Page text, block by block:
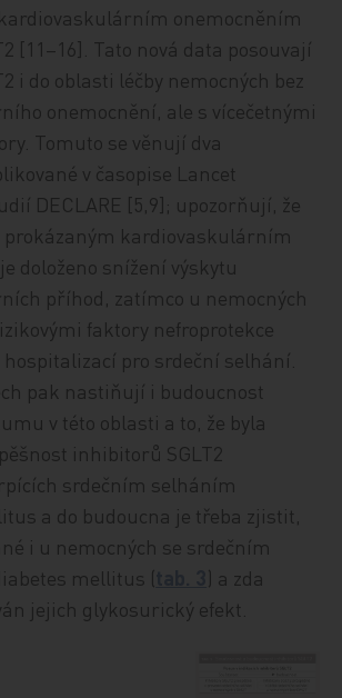
onemocněním
[11–16]. Tato nová data posouvají
i do oblasti léčby nemocných bez
onemocnění, ale s vícečetnými
Tomuto se věnují dva
v časopise Lancet
DECLARE [5,9]; upozorňují, že
prokázaným kardiovaskulárním
doloženo snížení výskytu
příhod, zatímco u nemocných
faktory nefroprotekce
pro srdeční selhání.
pak nastiňují i budoucnost
v této oblasti a to, že byla
inhibitorů SGLT2
srdečním selháním
a do budoucna je třeba zjistit,
i u nemocných se srdečním
mellitus (
) a zda
jejich glykosurický efekt.